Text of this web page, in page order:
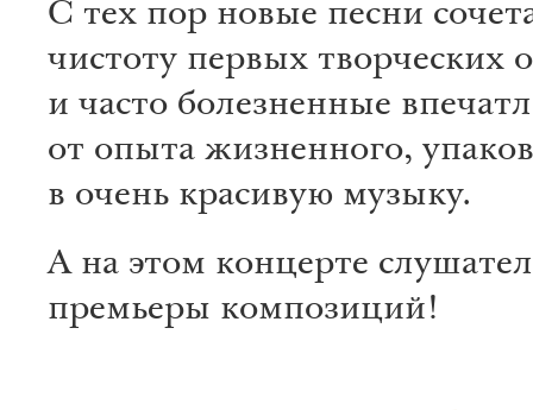
С тех пор новые песни
чистоту первых творческих
и часто болезненные
от опыта жизненного,
в очень красивую музыку.
А на этом концерте
премьеры композиций!